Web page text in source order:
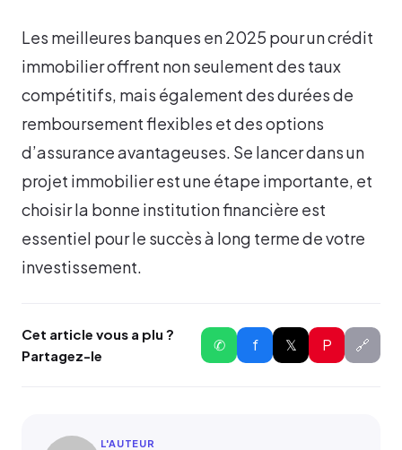
Les meilleures banques en 2025 pour un crédit
immobilier offrent non seulement des taux
compétitifs, mais également des durées de
remboursement flexibles et des options
d’assurance avantageuses. Se lancer dans un
projet immobilier est une étape importante, et
choisir la bonne institution financière est
essentiel pour le succès à long terme de votre
investissement.
Cet article vous a plu ?
Partagez-le
✆ f 𝕏 P 🔗
L'AUTEUR